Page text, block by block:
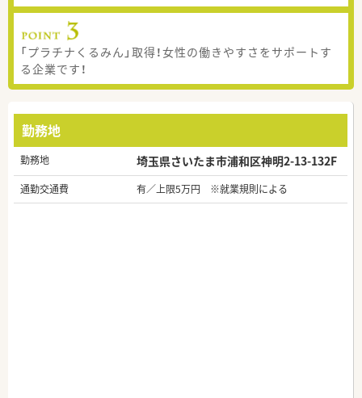
「プラチナくるみん」取得！女性の働きやすさをサポートす
る企業です！
勤務地
勤務地 埼玉県さいたま市浦和区神明2-13-132F
通勤交通費 有／上限5万円 ※就業規則による